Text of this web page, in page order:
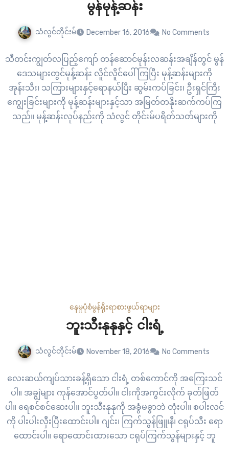
မွန်မုန့်ဆန်း
သံလွင်တိုင်းမ် December 16, 2016 No Comments
သီတင်းကျွတ်လပြည့်ကျော် တန်ဆောင်မုန်းလဆန်းအချိန်တွင် မွန်
ဒေသများတွင်မုန့်ဆန်း လိူင်လိူင်ပေါ်ကြပြီး မုန့်ဆန်းများကို
အုန်းသီး၊ သကြားများနှင့်ရောနယ်ပြီး ဆွမ်းကပ်ခြင်း၊ ဦးရှင်ကြီး
ကျွေးခြင်းများကို မုန့်ဆန်းများနှင့်သာ အမြတ်တနိုးဆက်ကပ်ကြ
သည်။ မုန့်ဆန်းလုပ်နည်းကို သံလွင် တိုင်းမ်ပရိတ်သတ်များကို
နေမှုပုံစံမွန်ရိုးရာစားဖွယ်ရာများ
ဘူးသီးနုနုနှင့် ငါးရံ့
သံလွင်တိုင်းမ် November 18, 2016 No Comments
လေးဆယ်ကျပ်သားခန့်ရှိသော ငါးရံ့ တစ်ကောင်ကို အကြေးသင်
ပါ။ အချွဲများ ကုန်အောင်ပွတ်ပါ။ ငါးကိုအကွင်းလိုက် ခုတ်ဖြတ်
ပါ။ ရေစင်စင်ဆေးပါ။ ဘူးသီးနုနုကို အခွံမခွာဘဲ တုံးပါ။ စပါးလင်
ကို ပါးပါးလှီးပြီးထောင်းပါ။ ဂျင်း၊ ကြက်သွန်ဖြူ၊နီ၊ ငရုပ်သီး ရော
ထောင်းပါ။ ရောထောင်းထားသော ငရုပ်ကြက်သွန်များနှင့် ဘူ